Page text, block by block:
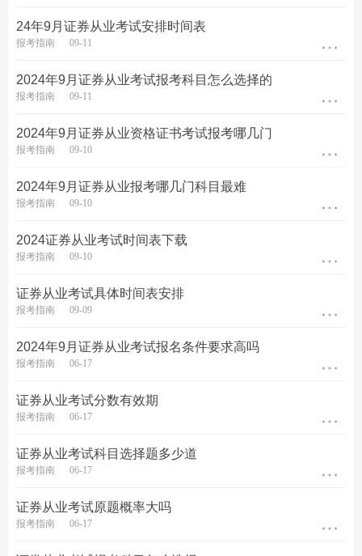
综合题 10题 1分
2024年9月证券从业 水平评价测试科目
专项业务水平评价测试科目：《证券投资顾问业
务》《发布证券研究报告业务（证券分析师）》
《投资银行业务（保荐代表人）》
专项业务水平评价测试科目难度：
《证券投资顾问
业务》<《发布证券研究报告业务》<《投资银行业
务》。
证券专项题型题量及分值：
评价测试总分100分，总题量120题，
采取闭卷机考
形式，测试时间为180分钟，试卷正确率达到60%
以上，即为该科目达到基本要求。证券考试
题型有
具体对应的分值及题量如下。
单选题
多选题 40个
判断题
24年9月证券从业考试安排时间表
报考指南 09-11
2024年9月证券从业考试报考科目怎么选择的
报考指南 09-11
2024年9月证券从业资格证书考试报考哪几门
报考指南 09-10
2024年9月证券从业报考哪几门科目最难
报考指南 09-10
2024证券从业考试时间表下载
报考指南 09-10
证券从业考试具体时间表安排
报考指南 09-09
2024年9月证券从业考试报名条件要求高吗
报考指南 06-17
证券从业考试分数有效期
报考指南 06-17
证券从业考试科目选择题多少道
报考指南 06-17
证券从业考试原题概率大吗
报考指南 06-17